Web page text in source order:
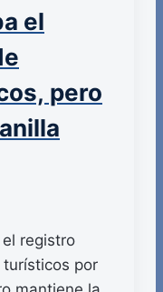
el
pero
registro
por